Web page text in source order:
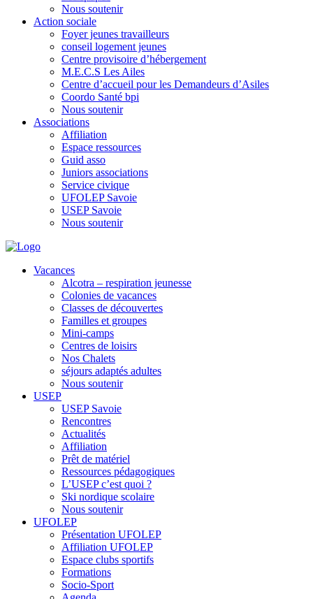
Nous soutenir
Action sociale
Foyer jeunes travailleurs
conseil logement jeunes
Centre provisoire d’hébergement
M.E.C.S Les Ailes
Centre d’accueil pour les Demandeurs d’Asiles
Coordo Santé bpi
Nous soutenir
Associations
Affiliation
Espace ressources
Guid asso
Juniors associations
Service civique
UFOLEP Savoie
USEP Savoie
Nous soutenir
Vacances
Alcotra – respiration jeunesse
Colonies de vacances
Classes de découvertes
Familles et groupes
Mini-camps
Centres de loisirs
Nos Chalets
séjours adaptés adultes
Nous soutenir
USEP
USEP Savoie
Rencontres
Actualités
Affiliation
Prêt de matériel
Ressources pédagogiques
L’USEP c’est quoi ?
Ski nordique scolaire
Nous soutenir
UFOLEP
Présentation UFOLEP
Affiliation UFOLEP
Espace clubs sportifs
Formations
Socio-Sport